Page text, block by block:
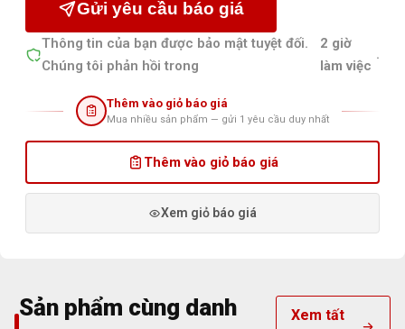
Gửi yêu cầu báo giá
Thông tin của bạn được bảo mật tuyệt đối.
Chúng tôi phản hồi trong
2 giờ
làm việc
.
Thêm vào giỏ báo giá
Mua nhiều sản phẩm — gửi 1 yêu cầu duy nhất
Thêm vào giỏ báo giá
Xem giỏ báo giá
Sản phẩm cùng danh
Xem tất